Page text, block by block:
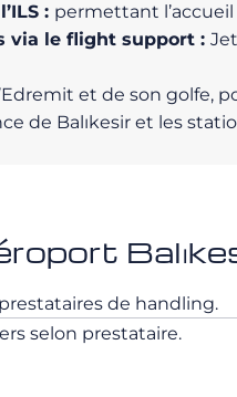
: permettant l’accueil
via le flight support :
et de son golfe,
de Balıkesir et les
de handling.
selon prestataire.